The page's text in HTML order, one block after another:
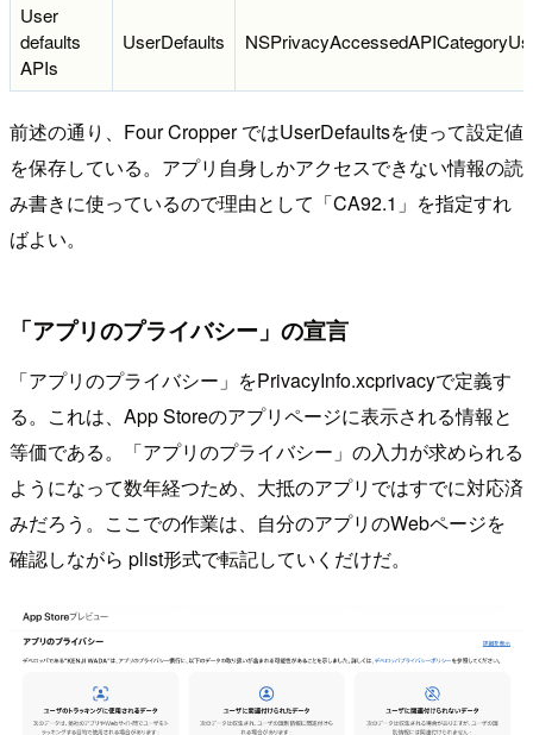
User
defaults
APIs
UserDefaults
前述の通り、Four Cropper ではUserDefaultsを使って設定値
を保存している。アプリ自身しかアクセスできない情報の読
み書きに使っているので理由として「CA92.1」を指定すれ
ばよい。
「アプリのプライバシー」の宣言
「アプリのプライバシー」をPrivacyInfo.xcprivacyで定義す
る。これは、App Storeのアプリページに表示される情報と
等価である。「アプリのプライバシー」の入力が求められる
ようになって数年経つため、大抵のアプリではすでに対応済
みだろう。ここでの作業は、自分のアプリのWebページを
確認しながら plist形式で転記していくだけだ。